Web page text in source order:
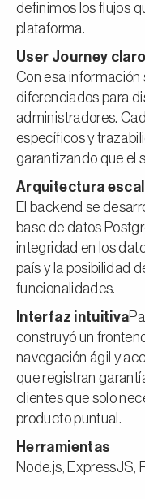
definimos los flujos
plataforma.
User Journey claro
Con esa información
diferenciados para
administradores.
específicos y
garantizando que el
Arquitectura
El backend se
base de datos
integridad en los
país y la posibilidad
funcionalidades.
Interfaz intuitiva
construyó un
navegación ágil y
que registran
clientes que solo
producto puntual.
Herramientas
Node.js, ExpressJS,